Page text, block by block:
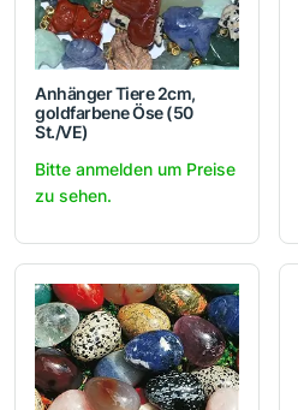
Anhänger Tiere 2cm,
goldfarbene Öse (50
St./VE)
Bitte anmelden um Preise
zu sehen.